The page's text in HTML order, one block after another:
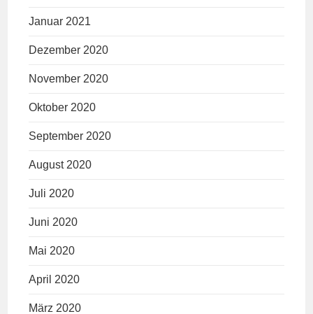
Januar 2021
Dezember 2020
November 2020
Oktober 2020
September 2020
August 2020
Juli 2020
Juni 2020
Mai 2020
April 2020
März 2020